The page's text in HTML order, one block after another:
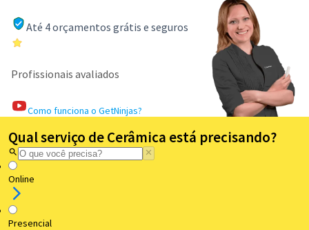
Até 4 orçamentos grátis e seguros
Profissionais avaliados
Como funciona o GetNinjas?
Qual serviço de Cerâmica está precisando?
Online
Presencial